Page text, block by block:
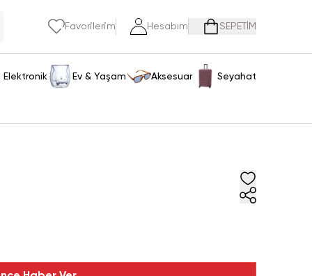
Favorilerim Hesabım SEPETİM
Elektronik Ev & Yaşam Aksesuar Seyahat